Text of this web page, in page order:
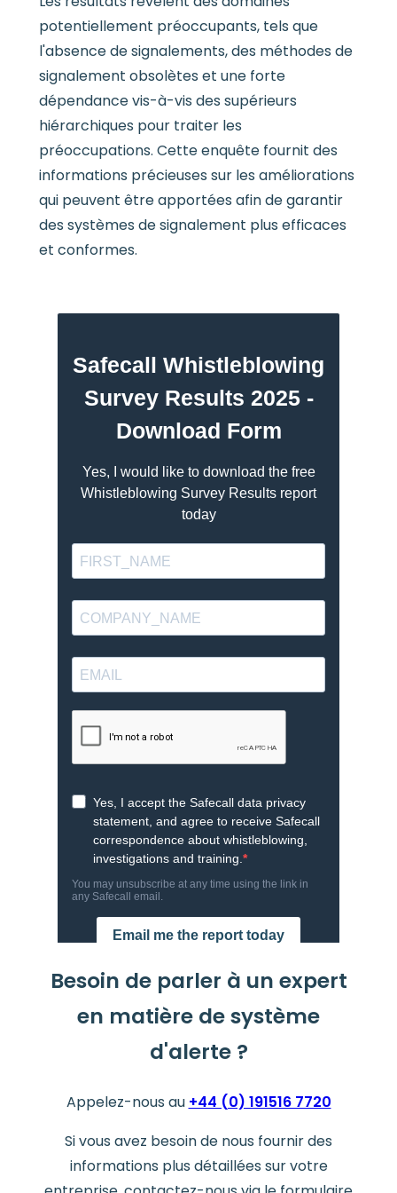
potentiellement préoccupants, tels que
l'absence de signalements, des méthodes de
signalement obsolètes et une forte
dépendance vis-à-vis des supérieurs
hiérarchiques pour traiter les
préoccupations. Cette enquête fournit des
informations précieuses sur les améliorations
qui peuvent être apportées afin de garantir
des systèmes de signalement plus efficaces
et conformes.
Besoin de parler à un expert
en matière de système
d'alerte ?
Appelez-nous au +44 (0) 191516 7720
Si vous avez besoin de nous fournir des
informations plus détaillées sur votre